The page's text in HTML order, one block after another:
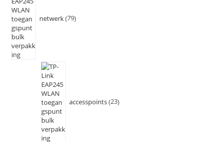
netwerk 79
accesspoints 23